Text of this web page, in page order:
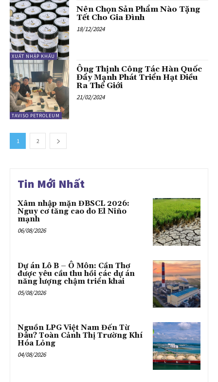
XUẤT NHẬP KHẨU
Nên Chọn Sản Phẩm Nào Tặng
Tết Cho Gia Đình
18/12/2024
TAVISO PETROLEUM
Ông Thịnh Công Tác Hàn Quốc
Đẩy Mạnh Phát Triển Hạt Điều
Ra Thế Giới
21/02/2024
1 2
Tin Mới Nhất
Xâm nhập mặn ĐBSCL 2026:
Nguy cơ tăng cao do El Niño
mạnh
06/08/2026
Dự án Lô B – Ô Môn: Cần Thơ
được yêu cầu thu hồi các dự án
năng lượng chậm triển khai
05/08/2026
Nguồn LPG Việt Nam Đến Từ
Đâu? Toàn Cảnh Thị Trường Khí
Hóa Lỏng
04/08/2026